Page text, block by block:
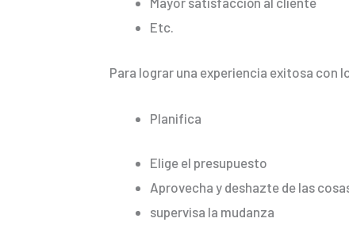
Etc.
Para lograr una experiencia exitosa con
Planifica
Elige el presupuesto
Aprovecha y deshazte de las
supervisa la mudanza